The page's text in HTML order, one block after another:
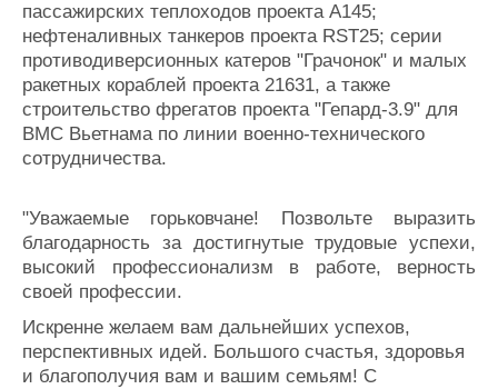
пассажирских теплоходов проекта А145;
нефтеналивных танкеров проекта RST25; серии
противодиверсионных катеров "Грачонок" и малых
ракетных кораблей проекта 21631, а также
строительство фрегатов проекта "Гепард-3.9" для
ВМС Вьетнама по линии военно-технического
сотрудничества.
"Уважаемые горьковчане! Позвольте выразить
благодарность за достигнутые трудовые успехи,
высокий профессионализм в работе, верность
своей профессии.
Искренне желаем вам дальнейших успехов,
перспективных идей. Большого счастья, здоровья
и благополучия вам и вашим семьям! С